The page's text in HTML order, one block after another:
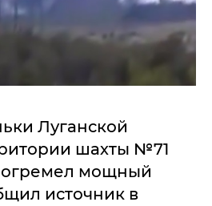
Луганской
шахты №71
мощный
источник в